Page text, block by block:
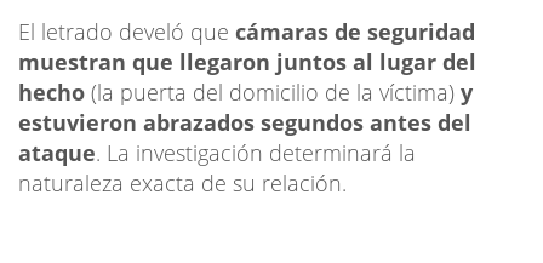
El letrado develó que cámaras de seguridad
muestran que llegaron juntos al lugar del
hecho (la puerta del domicilio de la víctima) y
estuvieron abrazados segundos antes del
ataque. La investigación determinará la
naturaleza exacta de su relación.